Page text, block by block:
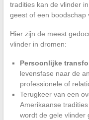
tradities kan de vlinder
geest of een boodschap
Hier zijn de meest
vlinder in dromen:
Persoonlijke
levensfase naar de
professionele of
Terugkeer van een
Amerikaanse
wordt de gele vlinder